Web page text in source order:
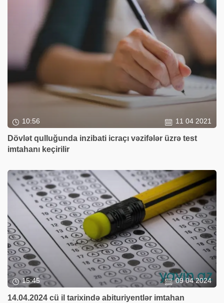
10:56 11 04 2021
Dövlət qulluğunda inzibati icraçı vəzifələr üzrə test
imtahanı keçirilir
15:45 09 04 2024
14.04.2024 cü il tarixində abituriyentlər imtahan